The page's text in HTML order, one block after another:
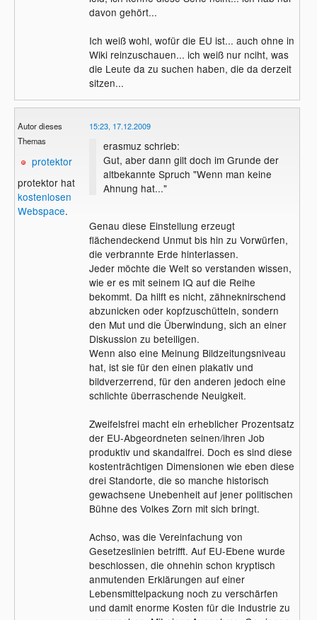
die nicht mal wissen, was diese Institution
usf. das, was auf nervig vielen seiten der
Wikipedia von irgendwelchen eingebildeten
Schlaumeiern auf total schlauer Sprache
erklärt wird eben.
Aber eben das ist wichtig um überhaupt
wie von welchen Leuten gemacht und
beeinflusst werden.
Wenn man etwas ließt, dann sollte man
nicht nur wissen, WAS es behandelt,
sondern auch WER es geschrieben hat
sich dieses Vorgehen auch als
"Sesamstraße Teil I" beschreiben.
davon gehört...
Ich weiß wohl, wofür die EU ist... auch ohne in
Wiki reinzuschauen... ich weiß nur nciht, was
die Leute da zu suchen haben, die da derzeit
sitzen...
Autor dieses
Themas
protektor
protektor hat
kostenlosen
Webspace.
15:23, 17.12.2009
erasmuz schrieb:
Gut, aber dann gilt doch im Grunde der
altbekannte Spruch "Wenn man keine
Ahnung hat..."
Genau diese Einstellung erzeugt
flächendeckend Unmut bis hin zu Vorwürfen,
die verbrannte Erde hinterlassen.
Jeder möchte die Welt so verstanden wissen,
wie er es mit seinem IQ auf die Reihe
bekommt. Da hilft es nicht, zähneknirschend
abzunicken oder kopfzuschütteln, sondern
den Mut und die Überwindung, sich an einer
Diskussion zu beteiligen.
Wenn also eine Meinung Bildzeitungsniveau
hat, ist sie für den einen plakativ und
bildverzerrend, für den anderen jedoch eine
schlichte überraschende Neuigkeit.
Zweifelsfrei macht ein erheblicher Prozentsatz
der EU-Abgeordneten seinen/ihren Job
produktiv und skandalfrei. Doch es sind diese
kostenträchtigen Dimensionen wie eben diese
drei Standorte, die so manche historisch
gewachsene Unebenheit auf jener politischen
Bühne des Volkes Zorn mit sich bringt.
Achso, was die Vereinfachung von
Gesetzeslinien betrifft. Auf EU-Ebene wurde
beschlossen, die ohnehin schon kryptisch
anmutenden Erklärungen auf einer
Lebensmittelpackung noch zu verschärfen
und damit enorme Kosten für die Industrie zu